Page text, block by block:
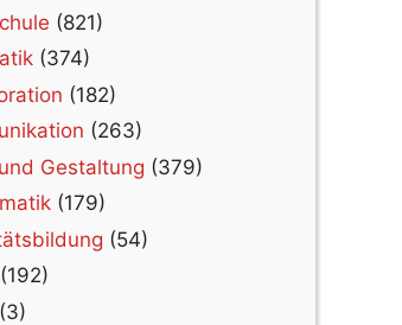
(821)
(374)
(182)
(263)
Gestaltung (379)
(179)
(54)
(192)
(3)